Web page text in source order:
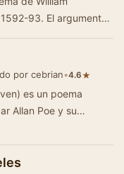
93. El argumento
por cebrian•4.6★
es un poema
Allan Poe y su